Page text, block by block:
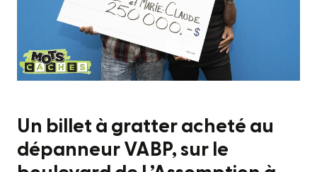
Un billet à gratter acheté au
dépanneur VABP, sur le